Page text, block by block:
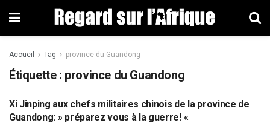
Accueil Tag province du Guandong
Étiquette : province du Guandong
ACTUALITÉS PAR PAYS
Xi Jinping aux chefs militaires chinois de la province de
Guandong: » préparez vous à la guerre! «